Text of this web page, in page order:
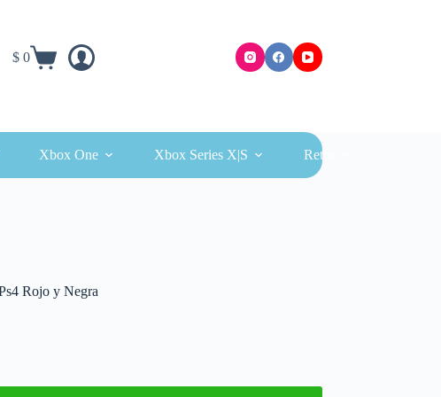
Carro
$ 0
Xbox One Xbox Series X|S Retro
Rojo y Negra